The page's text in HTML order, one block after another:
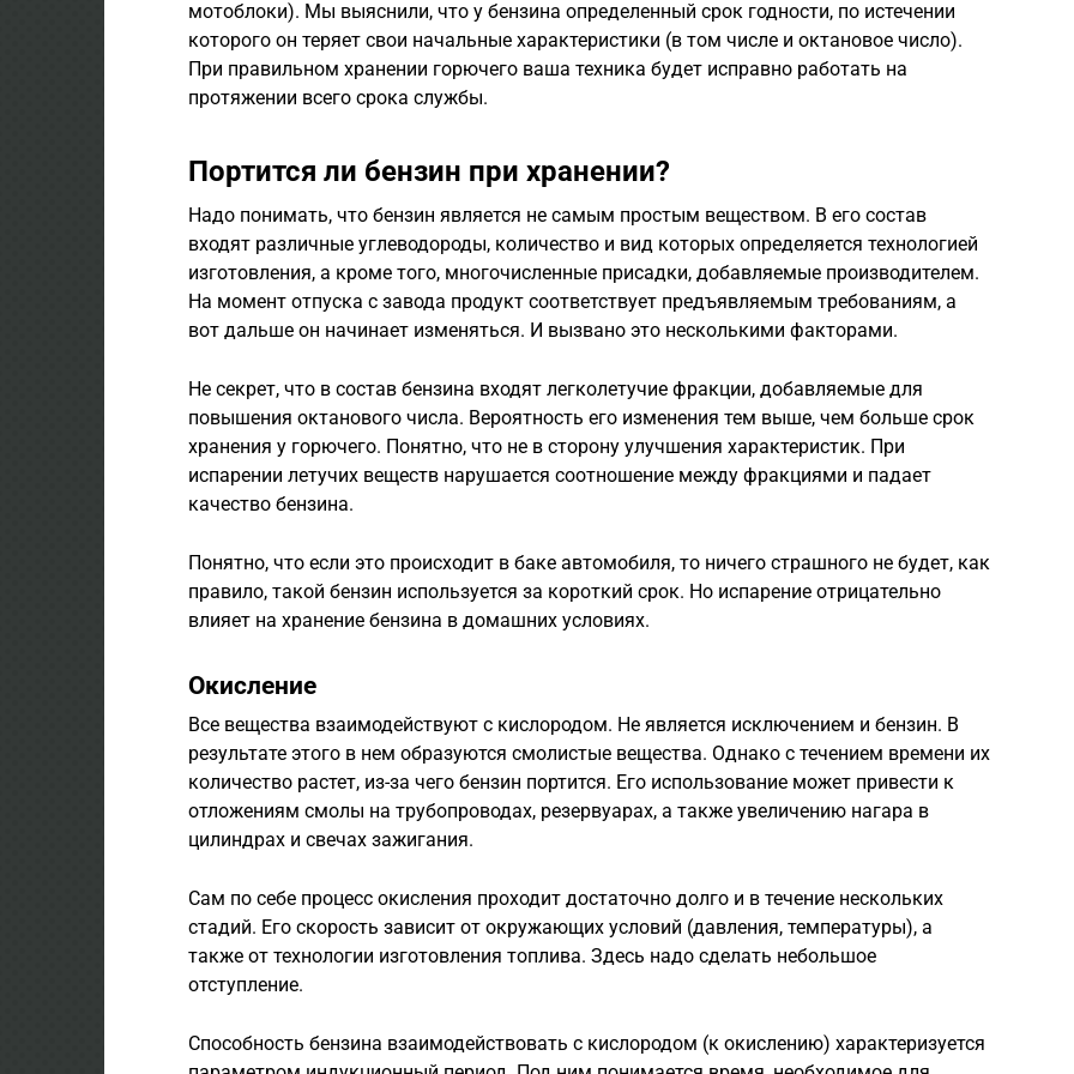
мотоблоки). Мы выяснили, что у бензина определенный срок годности, по истечении
которого он теряет свои начальные характеристики (в том числе и октановое число).
При правильном хранении горючего ваша техника будет исправно работать на
протяжении всего срока службы.
Портится ли бензин при хранении?
Надо понимать, что бензин является не самым простым веществом. В его состав
входят различные углеводороды, количество и вид которых определяется технологией
изготовления, а кроме того, многочисленные присадки, добавляемые производителем.
На момент отпуска с завода продукт соответствует предъявляемым требованиям, а
вот дальше он начинает изменяться. И вызвано это несколькими факторами.
Не секрет, что в состав бензина входят легколетучие фракции, добавляемые для
повышения октанового числа. Вероятность его изменения тем выше, чем больше срок
хранения у горючего. Понятно, что не в сторону улучшения характеристик. При
испарении летучих веществ нарушается соотношение между фракциями и падает
качество бензина.
Понятно, что если это происходит в баке автомобиля, то ничего страшного не будет, как
правило, такой бензин используется за короткий срок. Но испарение отрицательно
влияет на хранение бензина в домашних условиях.
Окисление
Все вещества взаимодействуют с кислородом. Не является исключением и бензин. В
результате этого в нем образуются смолистые вещества. Однако с течением времени их
количество растет, из-за чего бензин портится. Его использование может привести к
отложениям смолы на трубопроводах, резервуарах, а также увеличению нагара в
цилиндрах и свечах зажигания.
Сам по себе процесс окисления проходит достаточно долго и в течение нескольких
стадий. Его скорость зависит от окружающих условий (давления, температуры), а
также от технологии изготовления топлива. Здесь надо сделать небольшое
отступление.
Способность бензина взаимодействовать с кислородом (к окислению) характеризуется